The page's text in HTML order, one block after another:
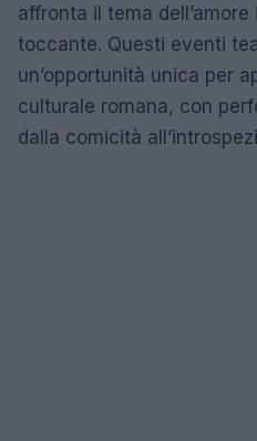
affronta il tema
toccante. Questi eventi
un’opportunità unica per
culturale romana, con
dalla comicità